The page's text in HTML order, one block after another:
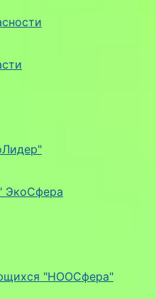
ЭкоСфера
"НООСфера"